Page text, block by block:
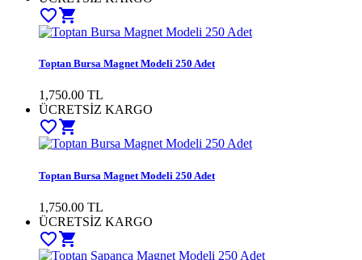
favorite_bordershopping_cart
Toptan Bursa Magnet Modeli 250 Adet
1,750.00 TL
ÜCRETSİZ KARGO
favorite_bordershopping_cart
Toptan Bursa Magnet Modeli 250 Adet
1,750.00 TL
ÜCRETSİZ KARGO
favorite_bordershopping_cart